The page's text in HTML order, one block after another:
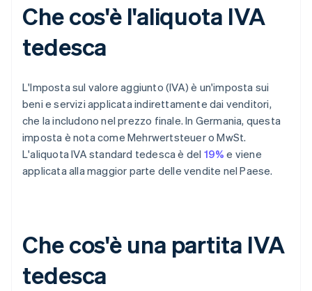
Che cos'è l'aliquota IVA
tedesca
L'Imposta sul valore aggiunto (IVA) è un'imposta sui
beni e servizi applicata indirettamente dai venditori,
che la includono nel prezzo finale. In Germania, questa
imposta è nota come Mehrwertsteuer o MwSt.
L'aliquota IVA standard tedesca è del 19% e viene
applicata alla maggior parte delle vendite nel Paese.
Che cos'è una partita IVA
tedesca